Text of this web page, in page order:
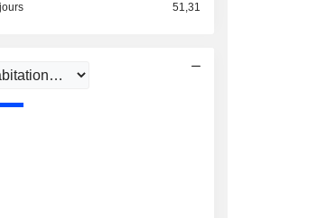
51,31